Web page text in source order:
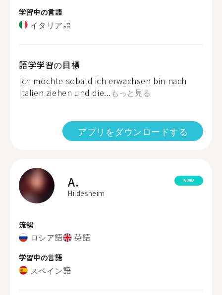
学習中の言語
イタリア語
語学学習の目標
Ich möchte sobald ich erwachsen bin nach
Italien ziehen und die... もっと見る
アプリをダウンロードする
A.
Hildesheim
NEW
流暢
ロシア語 英語
学習中の言語
スペイン語